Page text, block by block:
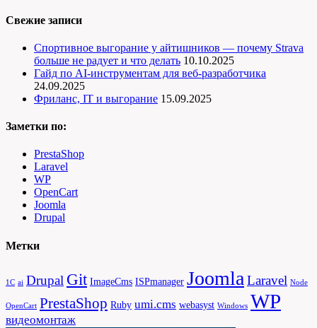
Свежие записи
Спортивное выгорание у айтишников — почему Strava
больше не радует и что делать 10.10.2025
Гайд по AI-инструментам для веб-разработчика
24.09.2025
Фриланс, IT и выгорание 15.09.2025
Заметки по:
PrestaShop
Laravel
WP
OpenCart
Joomla
Drupal
Метки
1С ai Drupal Git ImageCms ISPmanager Joomla Laravel Node
OpenCart PrestaShop Ruby umi.cms webasyst Windows WP
видеомонтаж